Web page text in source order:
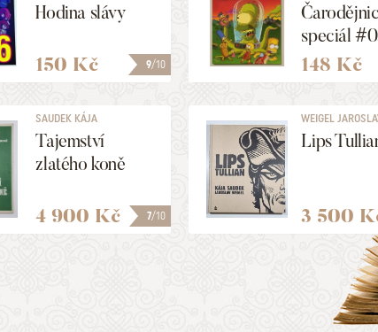
9/10
Hodina slávy
150 Kč
speciál
Srandy plný
strašfest
148 Kč
7/10
SAUDEK KÁJA
Tajemství
zlatého koně
4 900 Kč
WEIGEL
Lips
3 500